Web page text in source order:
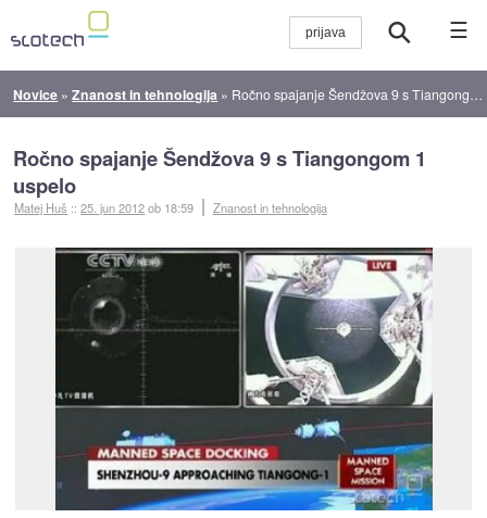
☰
Novice »Znanost in tehnologija » Ročno spajanje Šendžova 9 s Tiangongom 1 uspelo
Ročno spajanje Šendžova 9 s Tiangongom 1
uspelo
Matej Huš ::25. jun 2012ob 18:59 Znanost in tehnologija